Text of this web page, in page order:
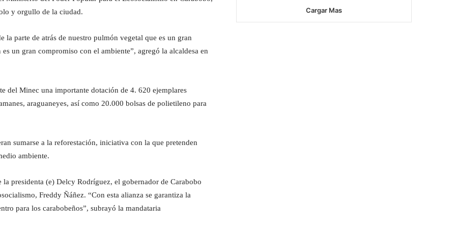
y orgullo de la ciudad.
la parte de atrás de nuestro pulmón vegetal que es un gran
un gran compromiso con el ambiente”, agregó la alcaldesa en
del Minec una importante dotación de 4. 620 ejemplares
araguaneyes, así como 20.000 bolsas de polietileno para
sumarse a la reforestación, iniciativa con la que pretenden
ambiente.
presidenta (e) Delcy Rodríguez, el gobernador de Carabobo
Freddy Ñáñez. “Con esta alianza se garantiza la
para los carabobeños”, subrayó la mandataria
Cargar Mas